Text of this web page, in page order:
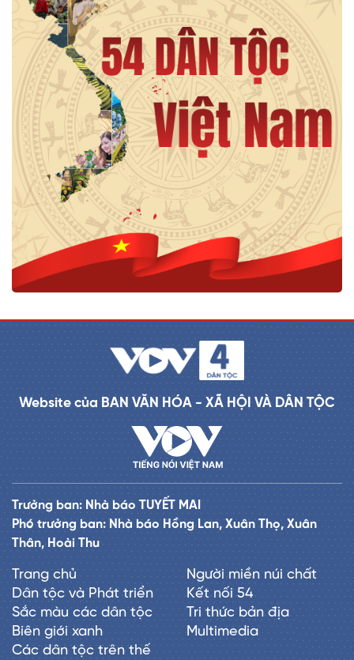
Website của BAN VĂN HÓA - XÃ HỘI VÀ DÂN TỘC
Trưởng ban: Nhà báo TUYẾT MAI
Phó trưởng ban: Nhà báo Hồng Lan, Xuân Thọ, Xuân
Thân, Hoài Thu
Trang chủ
Dân tộc và Phát triển
Sắc màu các dân tộc
Biên giới xanh
Các dân tộc trên thế
Người miền núi chất
Kết nối 54
Tri thức bản địa
Multimedia